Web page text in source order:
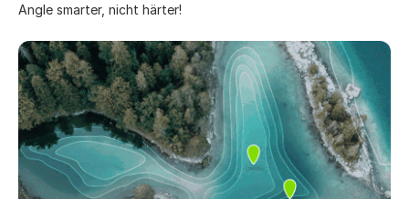
Angle smarter, nicht härter!